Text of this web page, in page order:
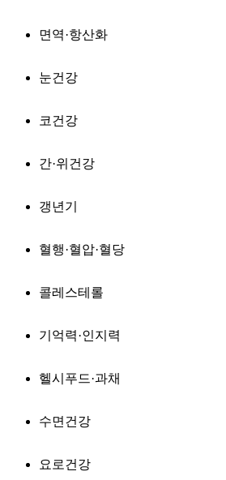
면역·항산화
눈건강
코건강
간·위건강
갱년기
혈행·혈압·혈당
콜레스테롤
기억력·인지력
헬시푸드·과채
수면건강
요로건강